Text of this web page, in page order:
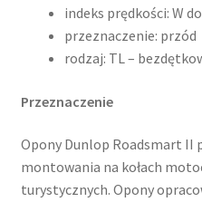
indeks prędkości: W
przeznaczenie: przód
rodzaj: TL –
Przeznaczenie
Opony Dunlop Roadsmart II
montowania na kołach
turystycznych. Opony